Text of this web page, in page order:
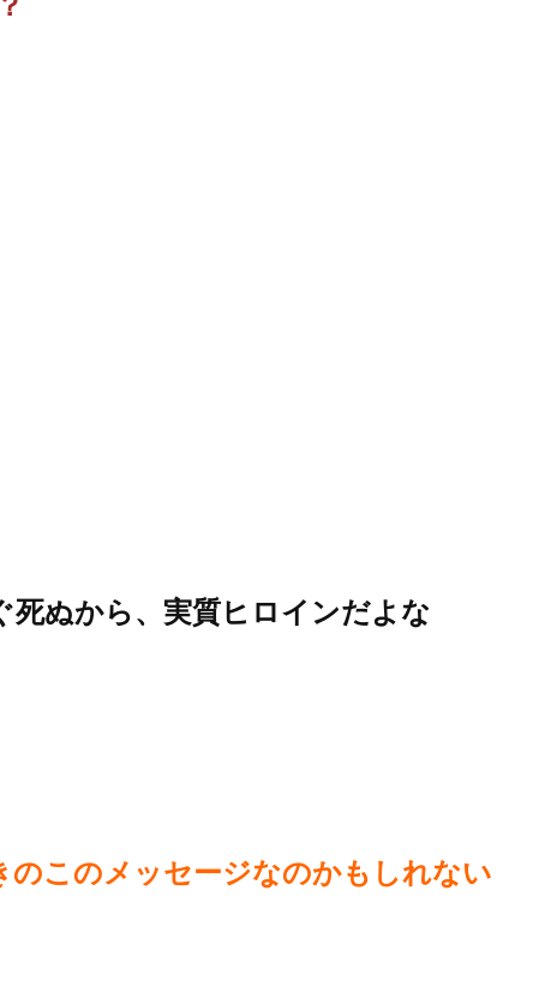
ぬから、実質ヒロインだよな
このメッセージなのかもしれない